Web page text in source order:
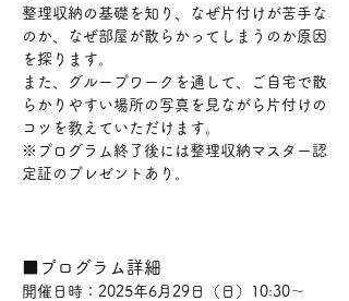
整理収納の基礎を知り、なぜ片付けが苦手な
のか、なぜ部屋が散らかってしまうのか原因
を探ります。
また、グループワークを通して、ご自宅で散
らかりやすい場所の写真を見ながら片付けの
コツを教えていただけます。
※プログラム終了後には整理収納マスター認
定証のプレゼントあり。
■プログラム詳細
開催日時：2025年6月29日（日）10:30～